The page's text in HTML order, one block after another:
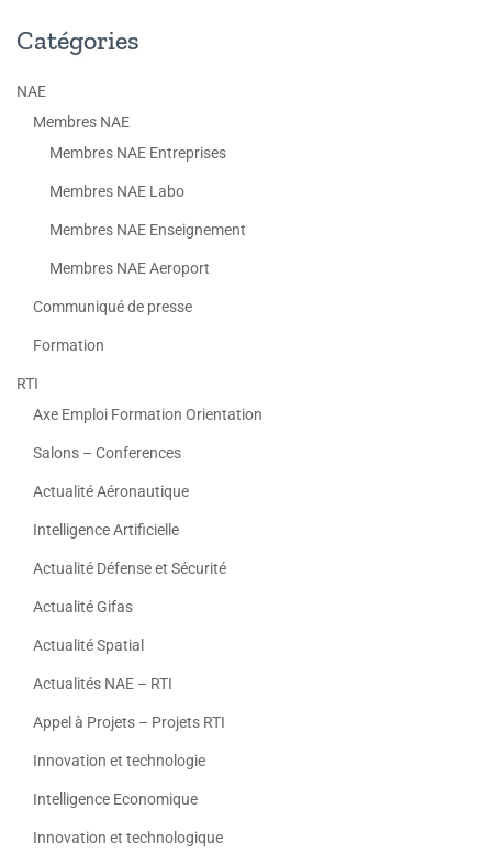
Catégories
NAE
Membres NAE
Membres NAE Entreprises
Membres NAE Labo
Membres NAE Enseignement
Membres NAE Aeroport
Communiqué de presse
Formation
RTI
Axe Emploi Formation Orientation
Salons – Conferences
Actualité Aéronautique
Intelligence Artificielle
Actualité Défense et Sécurité
Actualité Gifas
Actualité Spatial
Actualités NAE – RTI
Appel à Projets – Projets RTI
Innovation et technologie
Intelligence Economique
Innovation et technologique